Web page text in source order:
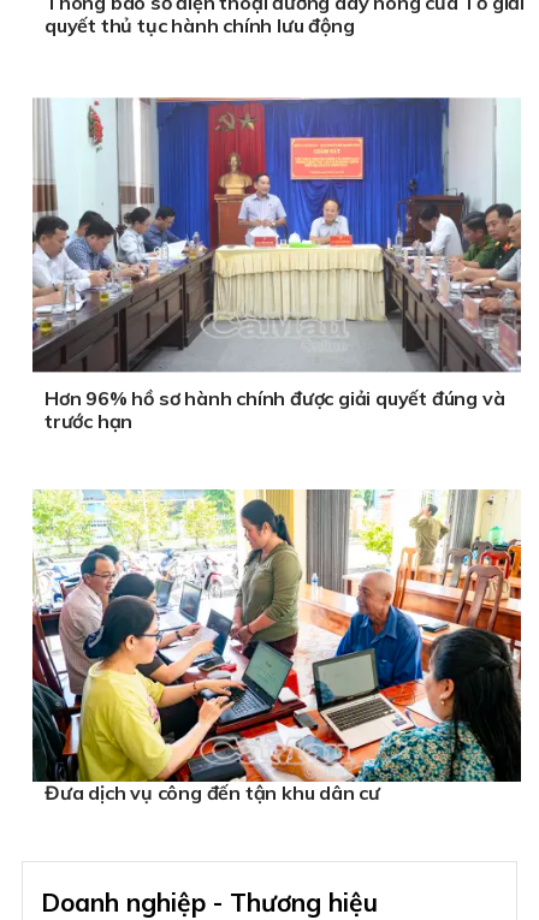
quyết thủ tục hành chính lưu động
Hơn 96% hồ sơ hành chính được giải quyết đúng và
trước hạn
Đưa dịch vụ công đến tận khu dân cư
Doanh nghiệp - Thương hiệu